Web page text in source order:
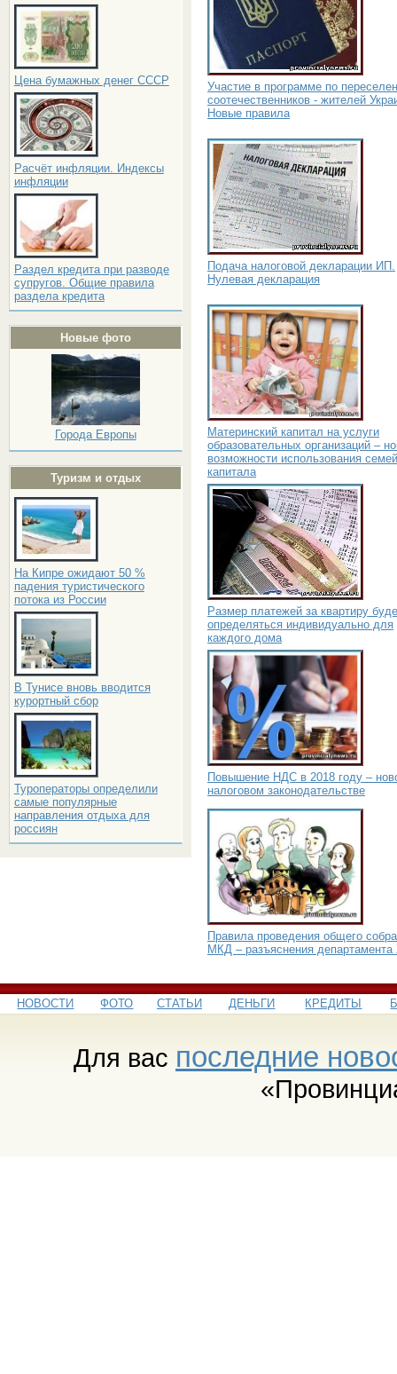
Цена бумажных денег СССР
Расчёт инфляции. Индексы
инфляции
Раздел кредита при разводе
супругов. Общие правила
раздела кредита
Новые фото
Города Европы
Туризм и отдых
На Кипре ожидают 50 %
падения туристического
потока из России
В Тунисе вновь вводится
курортный сбор
Туроператоры определили
самые популярные
направления отдыха для
россиян
Участие в программе по
соотечественников - жителей
Новые правила
Подача налоговой декларации ИП.
Нулевая декларация
Материнский капитал на услуги
образовательных организаций –
возможности использования
капитала
Размер платежей за квартиру
определяться индивидуально для
каждого дома
Повышение НДС в 2018 году –
налоговом законодательстве
Правила проведения общего
МКД – разъяснения
НОВОСТИ ФОТО СТАТЬИ ДЕНЬГИ КРЕДИТЫ
Для вас последние